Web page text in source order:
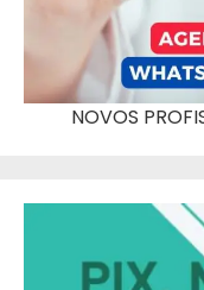
NOVOS